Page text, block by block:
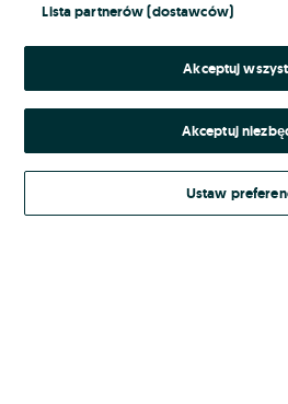
Kontynuując za pośrednictwem jednego z
Regulamin serwisu OLX.pl w
Lista partnerów (dostawców)
Akceptuj
Akceptuj
Ustaw